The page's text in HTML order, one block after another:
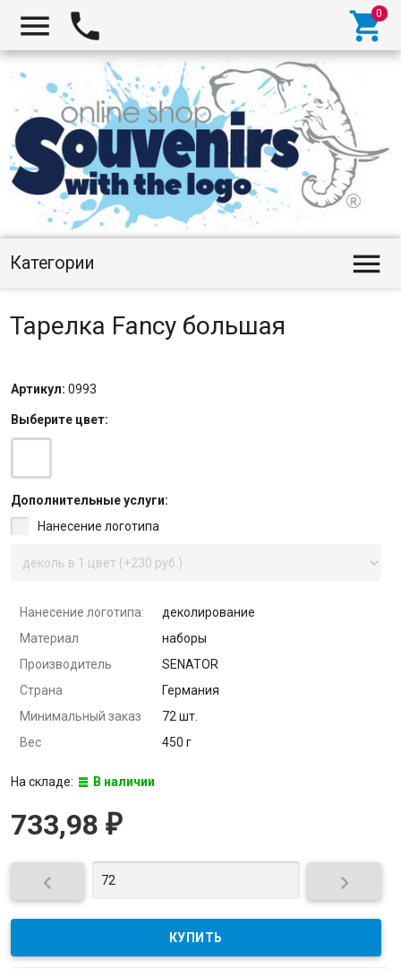
  
Категории 
Тарелка Fancy большая
Артикул: 0993
Выберите цвет:
Дополнительные услуги:
Нанесение логотипа
Нанесение логотипа:
деколирование
Материал
наборы
Производитель
SENATOR
Страна
Германия
Минимальный заказ
72 шт.
Вес
450 г
На складе: В наличии
733,98 ₽
 